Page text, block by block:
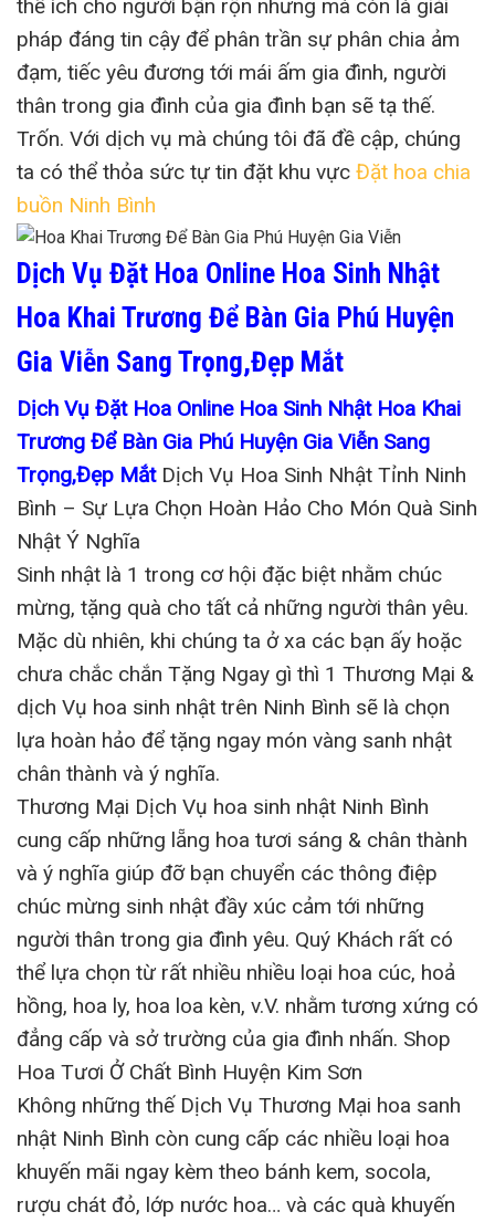
thể ích cho người bận rộn nhưng mà còn là giải
pháp đáng tin cậy để phân trần sự phân chia ảm
đạm, tiếc yêu đương tới mái ấm gia đình, người
thân trong gia đình của gia đình bạn sẽ tạ thế.
Trốn. Với dịch vụ mà chúng tôi đã đề cập, chúng
ta có thể thỏa sức tự tin đặt khu vực Đặt hoa chia
buồn Ninh Bình
Dịch Vụ Đặt Hoa Online Hoa Sinh Nhật
Hoa Khai Trương Để Bàn Gia Phú Huyện
Gia Viễn Sang Trọng,Đẹp Mắt
Dịch Vụ Đặt Hoa Online Hoa Sinh Nhật Hoa Khai
Trương Để Bàn Gia Phú Huyện Gia Viễn Sang
Trọng,Đẹp Mắt Dịch Vụ Hoa Sinh Nhật Tỉnh Ninh
Bình – Sự Lựa Chọn Hoàn Hảo Cho Món Quà Sinh
Nhật Ý Nghĩa
Sinh nhật là 1 trong cơ hội đặc biệt nhằm chúc
mừng, tặng quà cho tất cả những người thân yêu.
Mặc dù nhiên, khi chúng ta ở xa các bạn ấy hoặc
chưa chắc chắn Tặng Ngay gì thì 1 Thương Mại &
dịch Vụ hoa sinh nhật trên Ninh Bình sẽ là chọn
lựa hoàn hảo để tặng ngay món vàng sanh nhật
chân thành và ý nghĩa.
Thương Mại Dịch Vụ hoa sinh nhật Ninh Bình
cung cấp những lẵng hoa tươi sáng & chân thành
và ý nghĩa giúp đỡ bạn chuyển các thông điệp
chúc mừng sinh nhật đầy xúc cảm tới những
người thân trong gia đình yêu. Quý Khách rất có
thể lựa chọn từ rất nhiều nhiều loại hoa cúc, hoả
hồng, hoa ly, hoa loa kèn, v.V. nhằm tương xứng có
đẳng cấp và sở trường của gia đình nhấn. Shop
Hoa Tươi Ở Chất Bình Huyện Kim Sơn
Không những thế Dịch Vụ Thương Mại hoa sanh
nhật Ninh Bình còn cung cấp các nhiều loại hoa
khuyến mãi ngay kèm theo bánh kem, socola,
rượu chát đỏ, lớp nước hoa… và các quà khuyến